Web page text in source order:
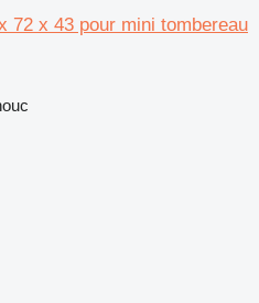
72 x 43 pour mini tombereau